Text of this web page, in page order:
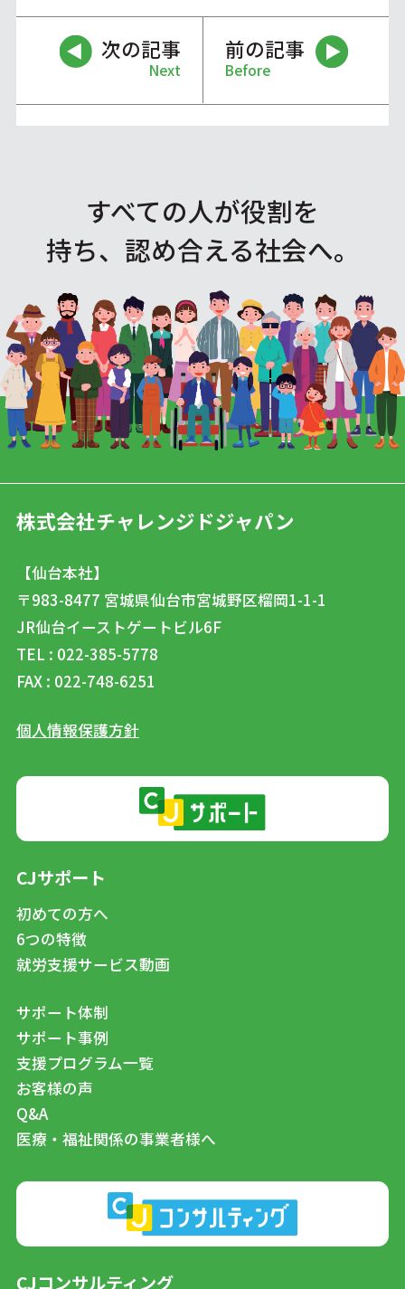
次の記事
Next
前の記事
Before
すべての人が役割を
持ち、認め合える社会へ。
株式会社チャレンジドジャパン
【仙台本社】
〒983-8477 宮城県仙台市宮城野区榴岡1-1-1
JR仙台イーストゲートビル6F
TEL : 022-385-5778
FAX : 022-748-6251
個人情報保護方針
CJサポート
初めての方へ
6つの特徴
就労支援サービス動画
サポート体制
サポート事例
支援プログラム一覧
お客様の声
Q&A
医療・福祉関係の事業者様へ
CJコンサルティング